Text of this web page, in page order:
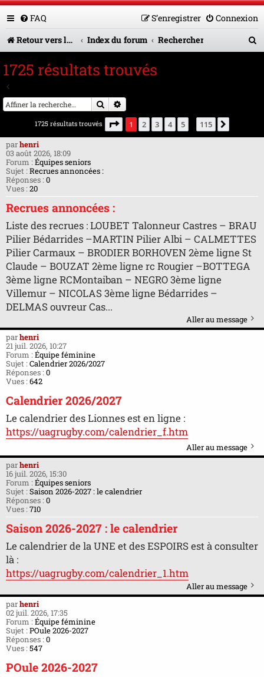
FAQ Connexion
S’enregistrer
Retour vers le site U.A.G.R.
Index du forum Rechercher
1725 résultats trouvés
Rechercher
1725 résultats trouvés Page 1sur115
1 2 3 4 5 115
parhenri
03 août 2026, 18:09
Forum : Équipes seniors
Sujet : Recrues annoncées :
Réponses : 0
Vues : 20
Recrues annoncées :
Liste des recrues : LOUBET Talonneur Castres – BRAU
Pilier Bédarrides –MARTIN Pilier Albi – CALMETTES
Pilier Carmaux – BRODIER BORHOVEN 2ème ligne St
Claude – BOUZAT 2ème ligne rc Rougier –BOTTEGA
3ème ligne RCMontaiban – NEGRO 3ème ligne
Villemur – NICOLAS 3ème ligne Bédarrides –
DELMAS ouvreur Cas...
Aller au message
parhenri
21 juil. 2026, 10:27
Forum :Équipe féminine
Sujet :Calendrier 2026/2027
Réponses :0
Vues :642
Calendrier 2026/2027
Le calendrier des Lionnes est en ligne :
https://uagrugby.com/calendrier_f.htm
Aller au message
parhenri
16 juil. 2026, 15:30
Forum : Équipes seniors
Sujet : Saison 2026-2027 : le calendrier
Réponses : 0
Vues : 710
Saison 2026-2027 : le calendrier
Le calendrier de la UNE et des ESPOIRS est à consulter
là :
https://uagrugby.com/calendrier_1.htm
Aller au message
parhenri
02 juil. 2026, 17:35
Forum :Équipe féminine
Sujet :POule 2026-2027
Réponses :0
Vues :547
POule 2026-2027